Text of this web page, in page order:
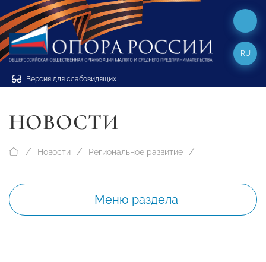
Версия для слабовидящих
RU
НОВОСТИ
Новости Региональное развитие
Меню раздела